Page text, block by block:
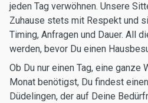
jeden Tag verwöhnen. Unsere
Zuhause stets mit Respekt und
Timing, Anfragen und Dauer. All
werden, bevor Du einen
Ob Du nur einen Tag, eine ganze
Monat benötigst, Du findest
Düdelingen, der auf Deine